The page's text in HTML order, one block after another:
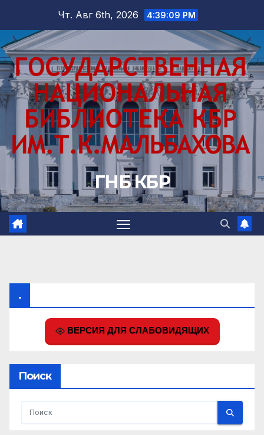
содержимому
Чт. Авг 6th, 2026 4:39:11 PM
ГНБ КБР
.
ВЕРСИЯ ДЛЯ СЛАБОВИДЯЩИХ
Поиск